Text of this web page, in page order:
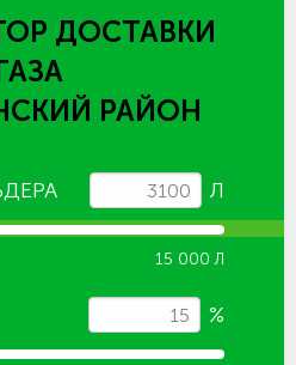
ДОСТАВКИ
РАЙОН
Л
15 000 Л
%